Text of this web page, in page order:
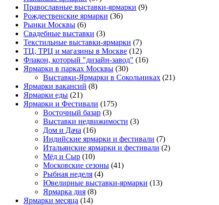
Православные выставки-ярмарки (9)
Рождественские ярмарки (36)
Рынки Москвы (6)
Свадебные выставки (3)
Текстильные выставки-ярмарки (7)
ТЦ, ТРЦ и магазины в Москве (12)
Флакон, который "дизайн-завод" (16)
Ярмарки в парках Москвы (30)
Выставки-Ярмарки в Сокольниках (21)
Ярмарки вакансий (8)
Ярмарки еды (21)
Ярмарки и Фестивали (175)
Восточный базар (3)
Выставки недвижимости (3)
Дом и Дача (16)
Индийские ярмарки и фестивали (7)
Итальянские ярмарки и фестивали (2)
Мёд и Сыр (10)
Московские сезоны (41)
Рыбная неделя (4)
Ювелирные выставки-ярмарки (13)
Ярмарка дня (8)
Ярмарки месяца (14)